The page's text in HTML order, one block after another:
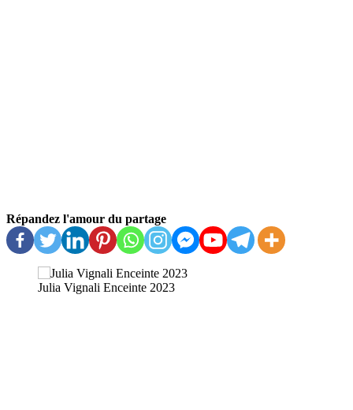
Répandez l'amour du partage
Julia Vignali Enceinte 2023